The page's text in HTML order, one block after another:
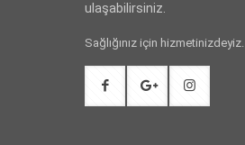
ulaşabilirsiniz.
Sağlığınız için hizmetinizdeyiz.